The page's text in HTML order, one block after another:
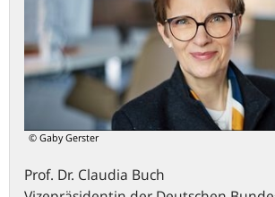
© Gaby Gerster
Prof. Dr. Claudia Buch